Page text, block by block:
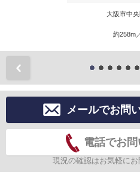
大阪市中
約258m
メールでお問
電話でお
現況の確認はお気軽にお